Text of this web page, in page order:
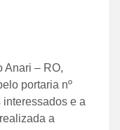
Anari – RO,
portaria nº
e a
a